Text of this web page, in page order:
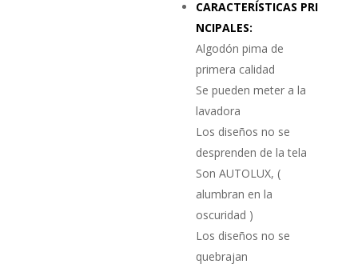
CARACTERÍSTICAS PRI
NCIPALES:
Algodón pima de
primera calidad
Se pueden meter a la
lavadora
Los diseños no se
desprenden de la tela
Son AUTOLUX, (
alumbran en la
oscuridad )
Los diseños no se
quebrajan